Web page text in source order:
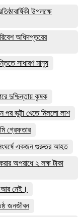
উপলক্ষে
অধিদপ্তরের
সাধারণ মানুষ
দুশ্চিন্তায় কৃষক
পর ভুট্টা খেতে মিললো লাশ
গ্রেফতার
একজন গুরুতর আহত
অপরাধে ২ লক্ষ টাকা
আর নেই।
জনজীবন